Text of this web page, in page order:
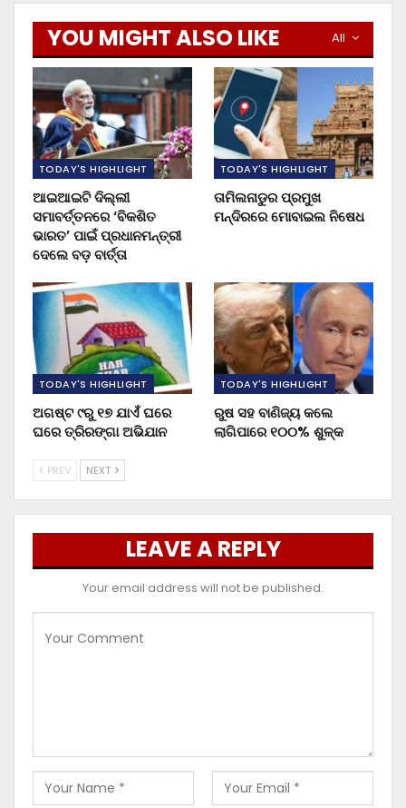
All
YOU MIGHT ALSO LIKE
TODAY'S HIGHLIGHT
ଆଇଆଇଟି ଦିଲ୍ଲୀ
ସମାବର୍ତ୍ତନରେ ‘ବିକଶିତ
ଭାରତ’ ପାଇଁ ପ୍ରଧାନମନ୍ତ୍ରୀ
ଦେଲେ ବଡ଼ ବାର୍ତ୍ତା
TODAY'S HIGHLIGHT
ତାମିଲନାଡୁର ପ୍ରମୁଖ
ମନ୍ଦିରରେ ମୋବାଇଲ ନିଷେଧ
TODAY'S HIGHLIGHT
ଅଗଷ୍ଟ ୯ରୁ ୧୭ ଯାଏଁ ଘରେ
ଘରେ ତ୍ରିରଙ୍ଗା ଅଭିଯାନ
TODAY'S HIGHLIGHT
ରୁଷ ସହ ବାଣିଜ୍ୟ କଲେ
ଲାଗିପାରେ ୧୦୦% ଶୁଳ୍କ
PREV NEXT
LEAVE A REPLY
Your email address will not be published.